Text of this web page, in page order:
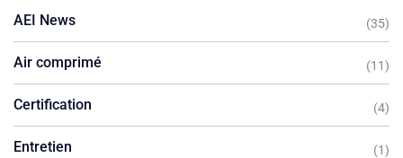
AEI News (35)
Air comprimé (11)
Certification (4)
Entretien (1)